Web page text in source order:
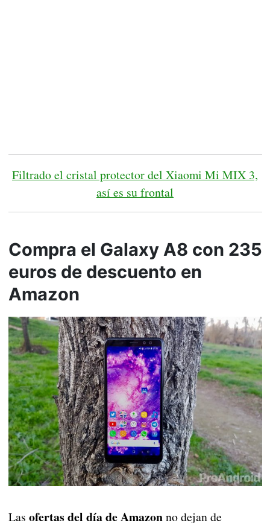
Filtrado el cristal protector del Xiaomi Mi MIX 3,
así es su frontal
Compra el Galaxy A8 con 235
euros de descuento en
Amazon
Las ofertas del día de Amazonno dejan de